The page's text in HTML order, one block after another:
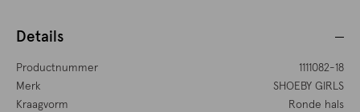
Details
Productnummer
1111082-18
Merk
SHOEBY GIRLS
Kraagvorm
Ronde hals